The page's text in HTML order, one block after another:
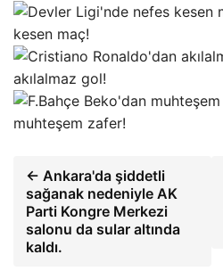
kesen maç!
akılalmaz gol!
muhteşem zafer!
← Ankara'da şiddetli
sağanak nedeniyle AK
Parti Kongre Merkezi
salonu da sular altında
kaldı.